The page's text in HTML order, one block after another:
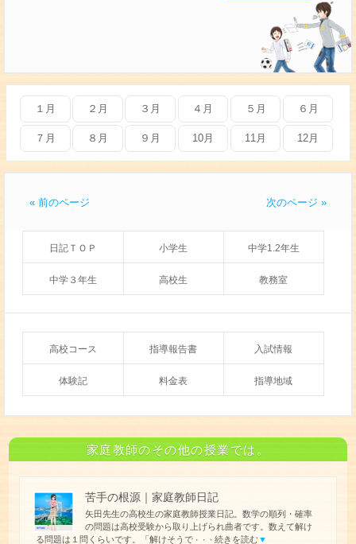
１月 ２月 ３月 ４月 ５月 ６月
７月 ８月 ９月 10月 11月 12月
« 前のページ 次のページ »
日記ＴＯＰ 小学生 中学1.2年生
中学３年生 高校生 教務室
高校コース 指導報告書 入試情報
体験記 料金表 指導地域
家庭教師のその他の授業では。
苦手の根源｜家庭教師日記
矢田先生の高校生の家庭教師授業日記。数学の順列・確率
の問題は高校受験から取り上げられ曲者です。数えて解け
る問題は１問くらいです。「解けそうで ・・・ 続きを読む▼